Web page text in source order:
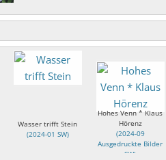
Wasser trifft Stein
(2024-01 SW)
Hohes Venn * Klaus
Hörenz
(2024-09
Ausgedruckte Bilder
SW)